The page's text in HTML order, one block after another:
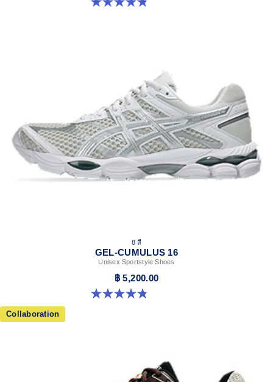
8 สี
GEL-CUMULUS 16
Unisex Sportstyle Shoes
฿ 5,200.00
4.8 จาก 5 ดาว 224 รีวิว
Collaboration